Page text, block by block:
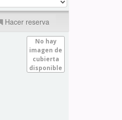
Hacer reserva
No hay
imagen de
cubierta
disponible